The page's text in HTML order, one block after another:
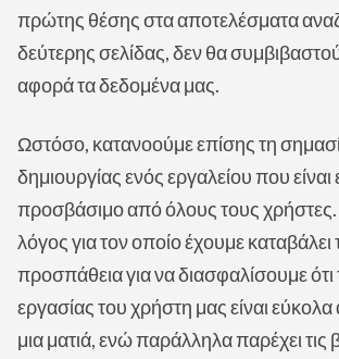
πρώτης θέσης στα αποτελέσματα
δεύτερης σελίδας, δεν θα
αφορά τα δεδομένα μας.
Ωστόσο, κατανοούμε επίσης τη
δημιουργίας ενός εργαλείου που
προσβάσιμο από όλους τους χρήστες.
λόγος για τον οποίο έχουμε
προσπάθεια για να διασφαλίσουμε
εργασίας του χρήστη μας είναι
μια ματιά, ενώ παράλληλα παρέχει τις